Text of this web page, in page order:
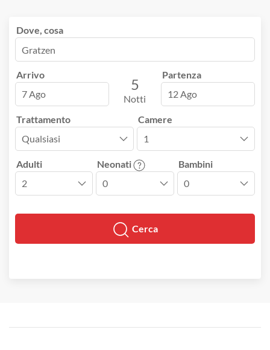
Dove, cosa
Arrivo
7 Ago
5
Notti
Partenza
12 Ago
Trattamento Camere
Adulti Neonati Bambini
Cerca